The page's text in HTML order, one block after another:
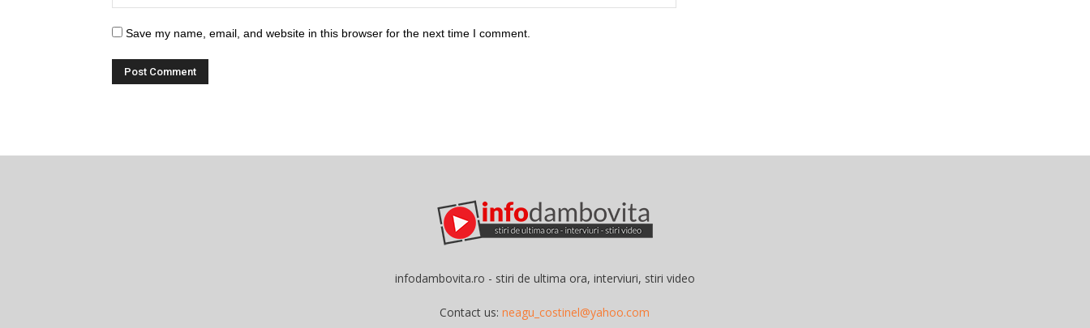
Save my name, email, and website in this browser for the next time I comment.
infodambovita.ro - stiri de ultima ora, interviuri, stiri video
Contact us:neagu_costinel@yahoo.com